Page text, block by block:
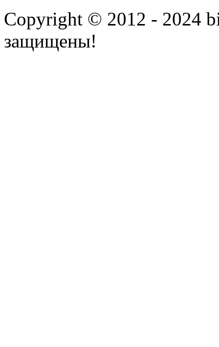
Copyright © 2012 - 2024
защищены!